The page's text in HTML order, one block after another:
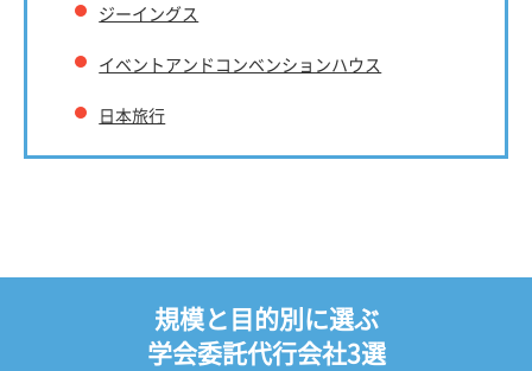
ジーイングス
イベントアンドコンベンションハウス
日本旅行
規模と目的別に選ぶ
学会委託代行会社3選